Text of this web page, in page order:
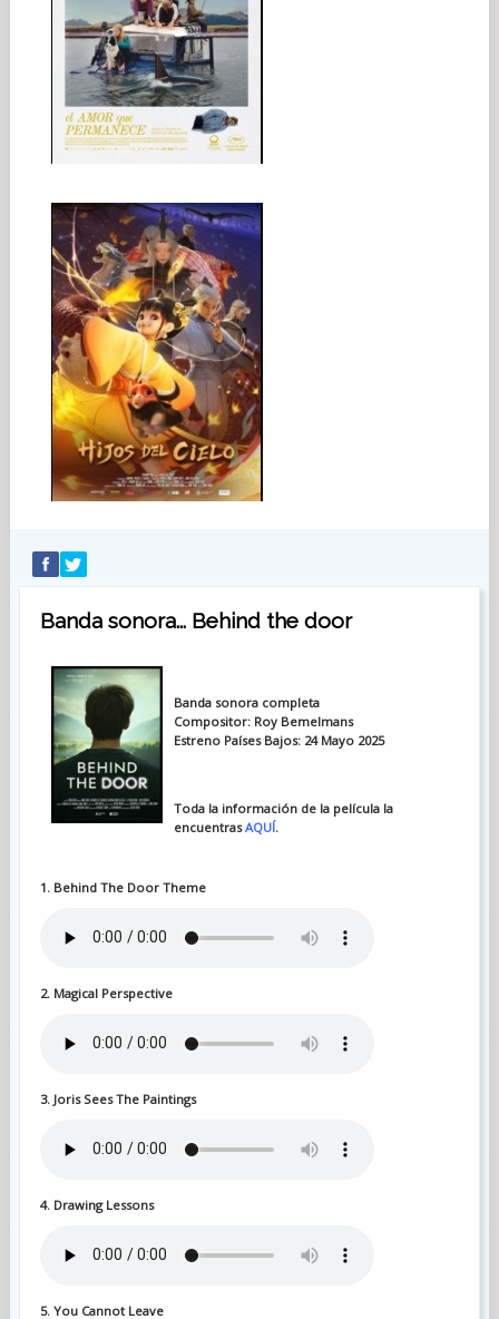
Banda sonora... Behind the door
Banda sonora completa
Compositor: Roy Bemelmans
Estreno Países Bajos: 24 Mayo 2025
Toda la información de la película la
encuentrasAQUÍ.
1. Behind The Door Theme
2. Magical Perspective
3. Joris Sees The Paintings
4. Drawing Lessons
5. You Cannot Leave